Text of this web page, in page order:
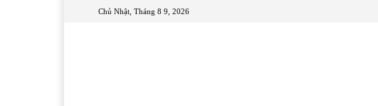
Chủ Nhật, Tháng 8 9, 2026